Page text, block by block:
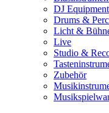
DJ Equipment
Drums &
Licht &
Live
Studio &
Zubehör